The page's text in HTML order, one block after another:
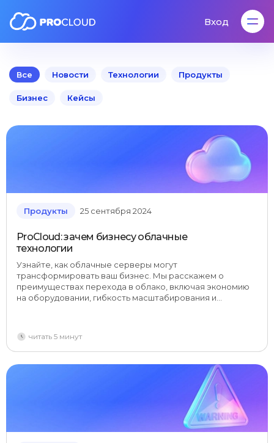
Вход
Все Новости Технологии Продукты
Бизнес Кейсы
Продукты 25 сентября 2024
ProCloud: зачем бизнесу облачные
технологии
Узнайте, как облачные серверы могут
трансформировать ваш бизнес. Мы расскажем о
преимуществах перехода в облако, включая экономию
на оборудовании, гибкость масштабирования и
читать 5 минут